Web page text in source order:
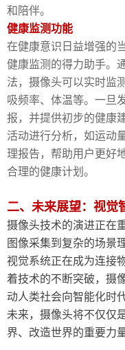
和陪伴。
健康监测功能
在健康意识日益增强的
健康监测的得力助手。
法，摄像头可以实时监
吸频率、体温等。一旦
报，并提供初步的健康
活动进行分析，如运动
理报告，帮助用户更好
合理的健康计划。
二、未来展望：视觉
摄像头技术的演进正在
图像采集到复杂的场景
视觉系统正在成为连接
着技术的不断突破，摄
动人类社会向智能化时
未来，摄像头将不仅仅
界、改造世界的重要力量